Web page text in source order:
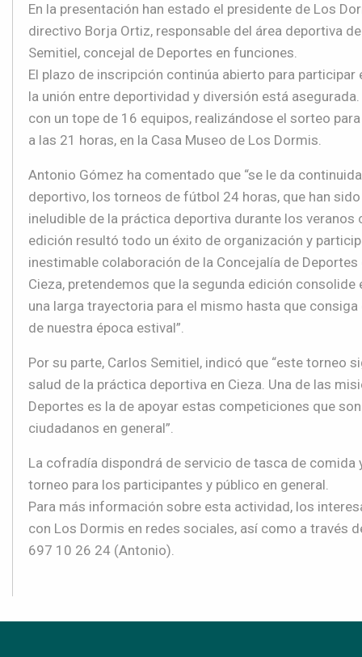
En la presentación han estado el presidente de Los
directivo Borja Ortiz, responsable del área deportiva
Semitiel, concejal de Deportes en funciones.
El plazo de inscripción continúa abierto para participar
la unión entre deportividad y diversión está asegurada.
con un tope de 16 equipos, realizándose el sorteo
a las 21 horas, en la Casa Museo de Los Dormis.
Antonio Gómez ha comentado que “se le da
deportivo, los torneos de fútbol 24 horas, que han
ineludible de la práctica deportiva durante los veranos
edición resultó todo un éxito de organización y
inestimable colaboración de la Concejalía de
Cieza, pretendemos que la segunda edición
una larga trayectoria para el mismo hasta que
de nuestra época estival”.
Por su parte, Carlos Semitiel, indicó que “este torneo
salud de la práctica deportiva en Cieza. Una de las
Deportes es la de apoyar estas competiciones que son
ciudadanos en general”.
La cofradía dispondrá de servicio de tasca de comida
torneo para los participantes y público en general.
Para más información sobre esta actividad, los
con Los Dormis en redes sociales, así como a través d
697 10 26 24 (Antonio).